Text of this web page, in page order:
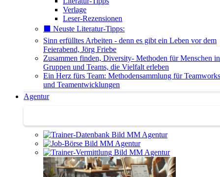
Verlage
Leser-Rezensionen
⬛️ Neuste Literatur-Tipps:
Sinn erfülltes Arbeiten - denn es gibt ein Leben vor dem
Feierabend, Jörg Friebe
Zusammen finden, Diversity- Methoden für Menschen in
Gruppen und Teams, die Vielfalt erleben
Ein Herz fürs Team: Methodensammlung für
und Teamentwicklungen
Agentur